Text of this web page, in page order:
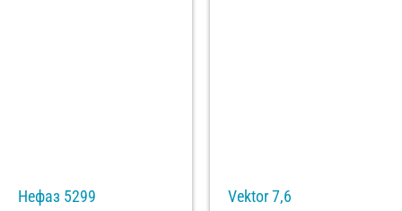
Нефаз 5299
Vektor 7,6